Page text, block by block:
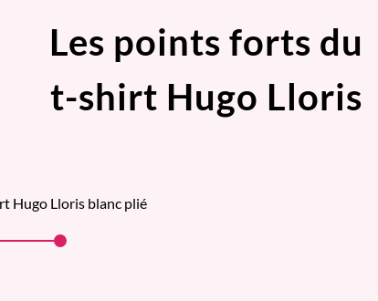
Les points forts du
t-shirt Hugo Lloris